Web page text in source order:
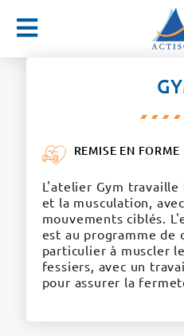
Menu
REMISE EN FORME
L'atelier Gym
et la musculation,
mouvements ciblés.
est au programme de
particulier à muscler
fessiers, avec un
pour assurer la